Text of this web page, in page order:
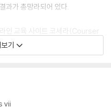
과가 총망라되어 있다.
인 교육 사이트 코세라(Courser
으며, “실천하기 쉬우면서도 효
떻게 작동하는지, 어떻게 해야 공
면서도 유용한 공부법 아이디어가
기
vii